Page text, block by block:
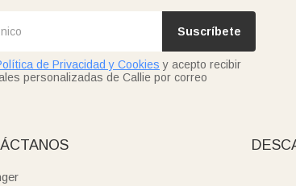
Suscríbete
de Privacidad y Cookies y acepto recibir
personalizadas de Callie por correo